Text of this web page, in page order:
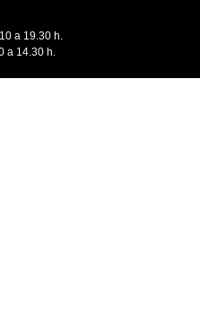
a 19.30 h.
a 14.30 h.